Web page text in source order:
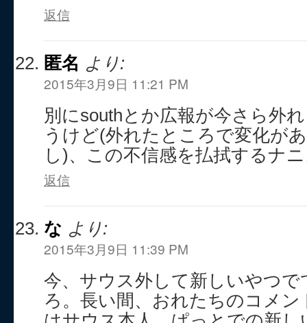
返信
匿名 より:
2015年3月9日 11:21 PM
別にsouthとか広報が今さら外
うけど(外れたところで変化が
し)、この不信感を払拭するナ
返信
な より:
2015年3月9日 11:39 PM
今、サウス外して新しいやつ
ろ。長い間、おれたちのコメ